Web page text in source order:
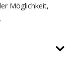
Möglichkeit,